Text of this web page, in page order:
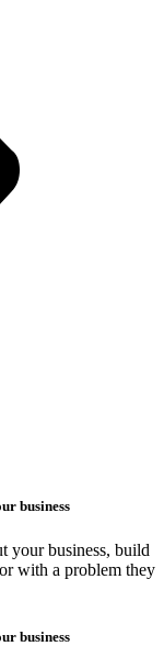
business
your business, build
with a problem they
business